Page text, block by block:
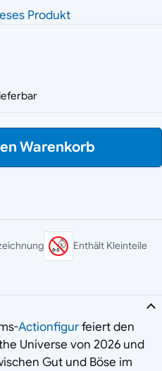
Produkt
Warenkorb
Enthält Kleinteile
Actionfigurfeiert den
Universe von 2026 und
Gut und Böse im